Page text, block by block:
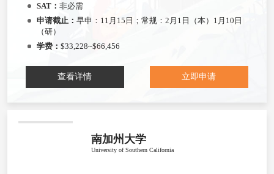
SAT： 非必需
申请截止： 早申：11月15日；常规：2月1日（本）1月10日
（研）
学费： $33,228~$66,456
查看详情 立即申请
南加州大学
University of Southern California